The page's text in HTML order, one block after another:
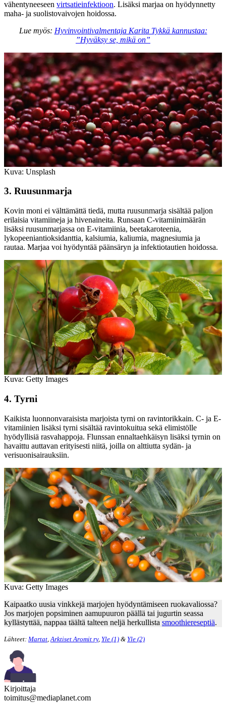
vähentyneeseen virtsatieinfektioon. Lisäksi marjaa on hyödynnetty
maha- ja suolistovaivojen hoidossa.
Lue myös: Hyvinvointivalmentaja Karita Tykkä kannustaa:
”Hyväksy se, mikä on”
Kuva: Unsplash
3. Ruusunmarja
Kovin moni ei välttämättä tiedä, mutta ruusunmarja sisältää paljon
erilaisia vitamiineja ja hivenaineita. Runsaan C-vitamiinimäärän
lisäksi ruusunmarjassa on E-vitamiinia, beetakaroteenia,
lykopeeniantioksidanttia, kalsiumia, kaliumia, magnesiumia ja
rautaa. Marjaa voi hyödyntää päänsäryn ja infektiotautien hoidossa.
Kuva: Getty Images
4. Tyrni
Kaikista luonnonvaraisista marjoista tyrni on ravintorikkain. C- ja E-
vitamiinien lisäksi tyrni sisältää ravintokuitua sekä elimistölle
hyödyllisiä rasvahappoja. Flunssan ennaltaehkäisyn lisäksi tyrnin on
havaittu auttavan erityisesti niitä, joilla on alttiutta sydän- ja
verisuonisairauksiin.
Kuva: Getty Images
Kaipaatko uusia vinkkejä marjojen hyödyntämiseen ruokavaliossa?
Jos marjojen popsiminen aamupuuron päällä tai jugurtin seassa
kyllästyttää, nappaa täältä talteen neljä herkullista smoothiereseptiä.
Lähteet: Martat Arktiset Aromit ry, Yle (1) & Yle (2)
Kirjoittaja
toimitus@mediaplanet.com